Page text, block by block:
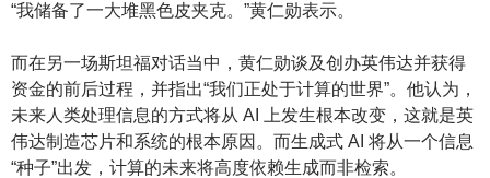
“我储备了一大堆黑色皮夹克。”黄仁勋表示。
而在另一场斯坦福对话当中，黄仁勋谈及创办英伟达并获得
资金的前后过程，并指出“我们正处于计算的世界”。他认为，
未来人类处理信息的方式将从 AI 上发生根本改变，这就是英
伟达制造芯片和系统的根本原因。而生成式 AI 将从一个信息
“种子”出发，计算的未来将高度依赖生成而非检索。